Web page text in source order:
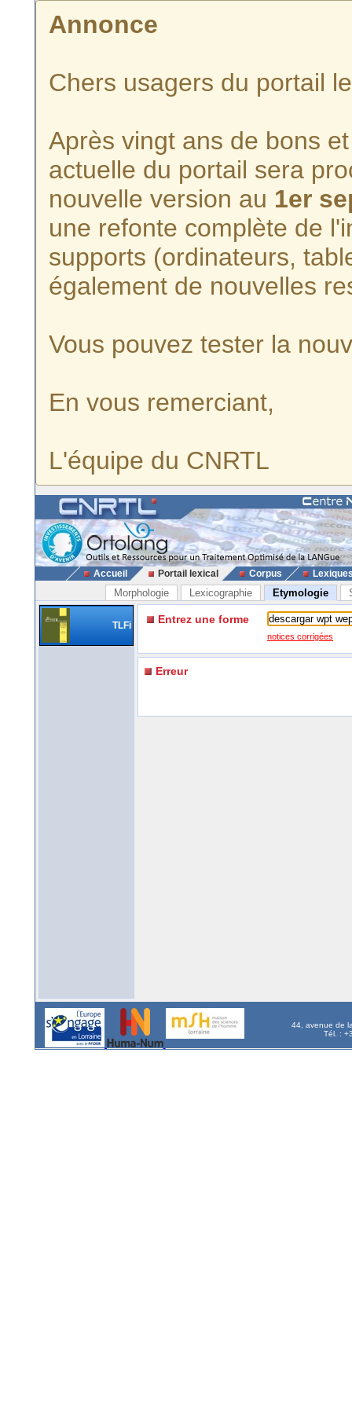
Annonce
Chers usagers du portail
Après vingt ans de bons
actuelle du portail sera
nouvelle version au 1er
une refonte complète de
supports (ordinateurs,
également de nouvelles
Vous pouvez tester la
En vous remerciant,
L'équipe du CNRTL
Accueil Portail lexical Corpus
Morphologie Lexicographie Etymologie
TLFi Entrez une forme
notices corrigées
Erreur
44, avenue de
Tél. :